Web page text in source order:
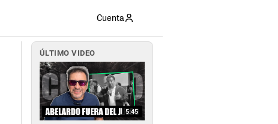
Cuenta
ÚLTIMO VIDEO
5:45